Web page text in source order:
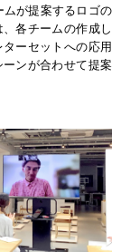
が提案するロゴの
各チームの作成し
ーセットへの応用
ンが合わせて提案